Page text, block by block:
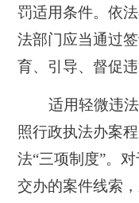
罚适用条件。依
法部门应当通过
育、引导、督促
适用轻微违
照行政执法办案
法“三项制度”。
交办的案件线索